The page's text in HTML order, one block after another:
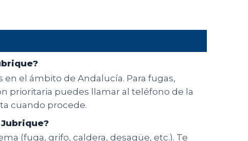
el ámbito de Andalucía. Para fugas,
prioritaria puedes llamar al teléfono de la
cuando procede.
(fuga, grifo, caldera, desagüe, etc.). Te